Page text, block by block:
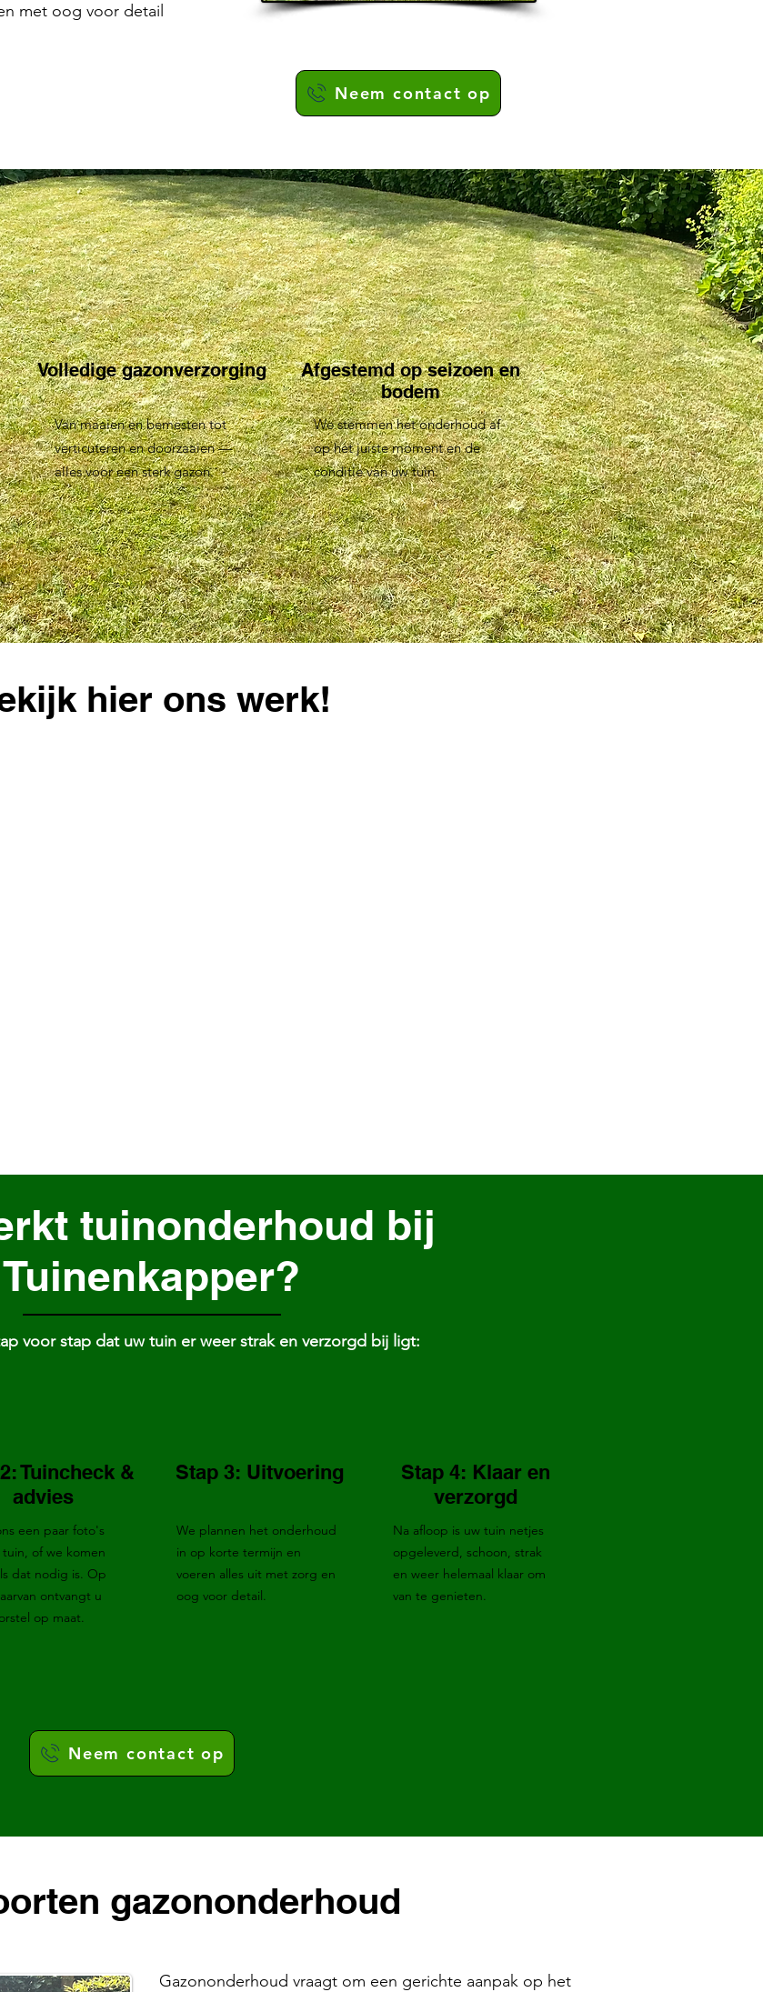
met oog voor detail
Neem contact op
Volledige gazonverzorging
Van maaien en bemesten tot
verticuteren en doorzaaien —
alles voor een sterk gazon.
Afgestemd op seizoen en
bodem
We stemmen het onderhoud af
op het juiste moment en de
conditie van uw tuin.
hier ons werk!
tuinonderhoud bij
Tuinenkapper?
voor stap dat uw tuin er weer strak en verzorgd bij ligt:
Tuincheck &
advies
een paar foto's
tuin, of we komen
dat nodig is. Op
ontvangt u
op maat.
Stap 3: Uitvoering
We plannen het onderhoud
in op korte termijn en
voeren alles uit met zorg en
oog voor detail.
Stap 4: Klaar en
verzorgd
Na afloop is uw tuin netjes
opgeleverd, schoon, strak
en weer helemaal klaar om
van te genieten.
Neem contact op
gazononderhoud
Gazononderhoud vraagt om een gerichte aanpak op het